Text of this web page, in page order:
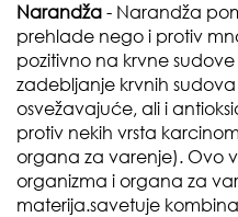
Narandža - Narandža
prehlade nego i protiv
pozitivno na krvne
zadebljanje krvnih
osvežavajuće, ali i
protiv nekih vrsta
organa za varenje). Ovo
organizma i organa za
materija.savetuje